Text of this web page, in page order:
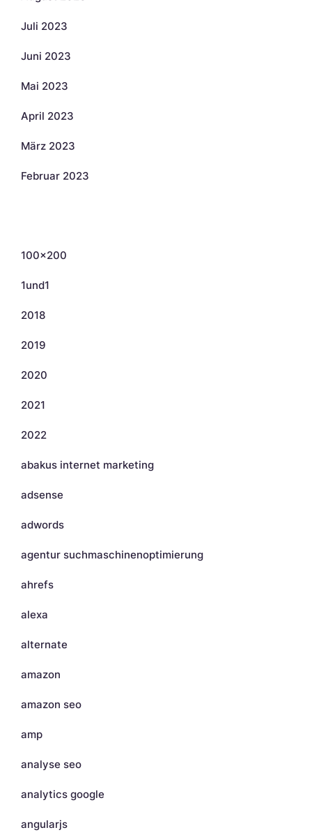
Juli 2023
Juni 2023
Mai 2023
April 2023
März 2023
Februar 2023
100×200
1und1
2018
2019
2020
2021
2022
abakus internet marketing
adsense
adwords
agentur suchmaschinenoptimierung
ahrefs
alexa
alternate
amazon
amazon seo
amp
analyse seo
analytics google
angularjs